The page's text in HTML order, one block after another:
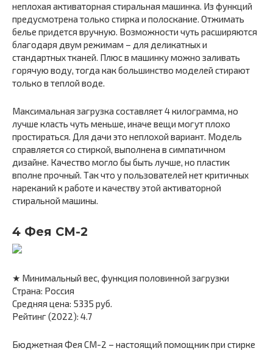
неплохая активаторная стиральная машинка. Из функций
предусмотрена только стирка и полоскание. Отжимать
белье придется вручную. Возможности чуть расширяются
благодаря двум режимам – для деликатных и
стандартных тканей. Плюс в машинку можно заливать
горячую воду, тогда как большинство моделей стирают
только в теплой воде.
Максимальная загрузка составляет 4 килограмма, но
лучше класть чуть меньше, иначе вещи могут плохо
простираться. Для дачи это неплохой вариант. Модель
справляется со стиркой, выполнена в симпатичном
дизайне. Качество могло бы быть лучше, но пластик
вполне прочный. Так что у пользователей нет критичных
нареканий к работе и качеству этой активаторной
стиральной машины.
4 Фея СМ-2
★ Минимальный вес, функция половинной загрузки
Страна: Россия
Средняя цена: 5335 руб.
Рейтинг (2022): 4.7
Бюджетная Фея СМ-2 – настоящий помощник при стирке